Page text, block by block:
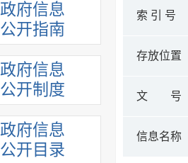
政府信息
公开指南
政府信息
公开制度
政府信息
公开目录
索 引 号
存放位置
文 号
信息名称